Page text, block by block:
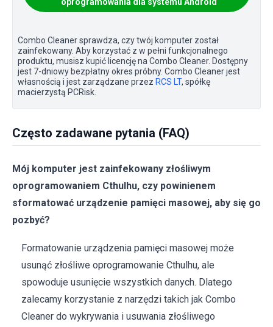
oprogramowania dla systemu Android
Combo Cleaner sprawdza, czy twój komputer został
zainfekowany. Aby korzystać z w pełni funkcjonalnego
produktu, musisz kupić licencję na Combo Cleaner. Dostępny
jest 7-dniowy bezpłatny okres próbny. Combo Cleaner jest
własnością i jest zarządzane przez RCS LT, spółkę
macierzystą PCRisk.
Często zadawane pytania (FAQ)
Mój komputer jest zainfekowany złośliwym
oprogramowaniem Cthulhu, czy powinienem
sformatować urządzenie pamięci masowej, aby się go
pozbyć?
Formatowanie urządzenia pamięci masowej może
usunąć złośliwe oprogramowanie Cthulhu, ale
spowoduje usunięcie wszystkich danych. Dlatego
zalecamy korzystanie z narzędzi takich jak Combo
Cleaner do wykrywania i usuwania złośliwego